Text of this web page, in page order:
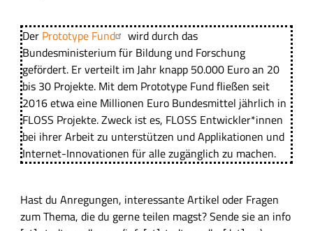
Der Prototype Fund
wird durch das
Bundesministerium für Bildung und Forschung
gefördert. Er verteilt im Jahr knapp 50.000 Euro an 20
bis 30 Projekte. Mit dem Prototype Fund fließen seit
2016 etwa eine Millionen Euro Bundesmittel jährlich in
FLOSS Projekte. Zweck ist es, FLOSS Entwickler*innen
bei ihrer Arbeit zu unterstützen und Applikationen und
Internet-Innovationen für alle zugänglich zu machen.
Hast du Anregungen, interessante Artikel oder Fragen
zum Thema, die du gerne teilen magst? Sende sie an info